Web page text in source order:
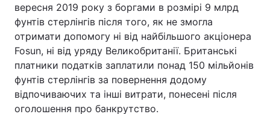
вересня 2019 року з боргами в розмірі 9 млрд
фунтів стерлінгів після того, як не змогла
отримати допомогу ні від найбільшого акціонера
Fosun, ні від уряду Великобританії. Британські
платники податків заплатили понад 150 мільйонів
фунтів стерлінгів за повернення додому
відпочиваючих та інші витрати, понесені після
оголошення про банкрутство.